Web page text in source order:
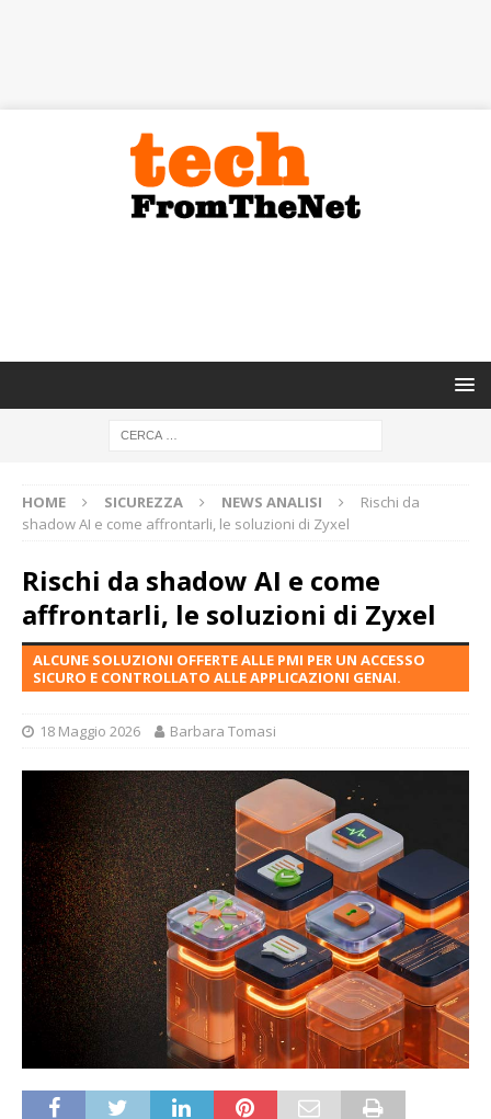
HOME SICUREZZA NEWS ANALISI
Rischi da
shadow AI e come affrontarli, le soluzioni di Zyxel
Rischi da shadow AI e come
affrontarli, le soluzioni di Zyxel
ALCUNE SOLUZIONI OFFERTE ALLE PMI PER UN ACCESSO
SICURO E CONTROLLATO ALLE APPLICAZIONI GENAI.
18 Maggio 2026 Barbara Tomasi